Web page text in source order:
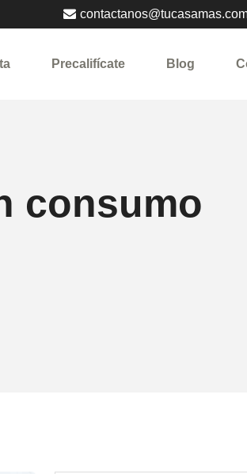
Precalifícate Blog
consumo